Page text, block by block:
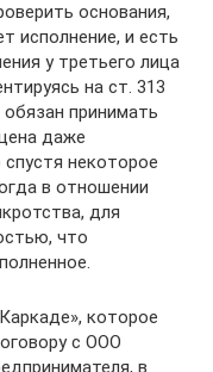
основания,
исполнение, и есть
у третьего лица
на ст. 313
принимать
даже
некоторое
в отношении
для
что
которое
с ООО
в